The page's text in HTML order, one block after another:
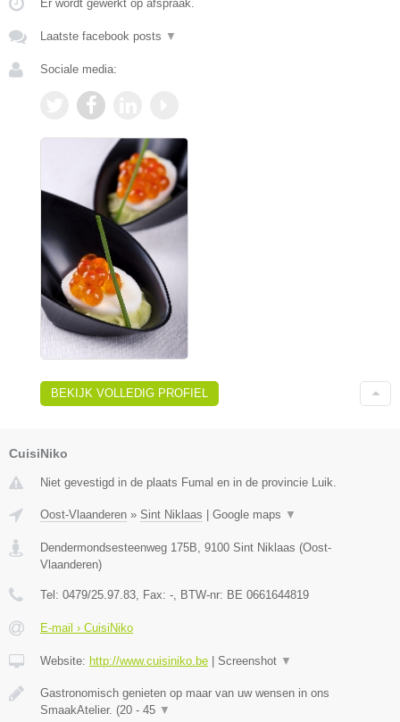
Er wordt gewerkt op afspraak.
Laatste facebook posts ▼
Sociale media:
BEKIJK VOLLEDIG PROFIEL
CuisiNiko
Niet gevestigd in de plaats Fumal en in de provincie Luik.
Oost-Vlaanderen » Sint Niklaas | Google maps ▼
Dendermondsesteenweg 175B 9100 Sint Niklaas (Oost-
Vlaanderen)
Tel: 0479/25.97.83 , Fax: - , BTW-nr: BE 0661644819
E-mail › CuisiNiko
Website: http://www.cuisiniko.be | Screenshot ▼
Gastronomisch genieten op maar van uw wensen in ons
SmaakAtelier. (20 - 45 ▼